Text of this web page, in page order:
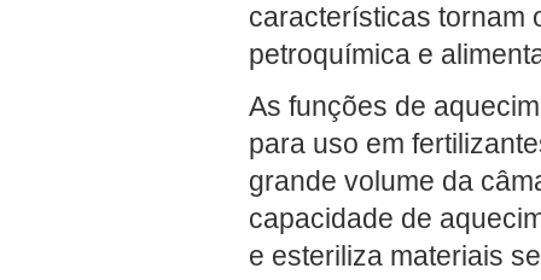
características tornam
petroquímica e
As funções de
para uso em
grande volume da
capacidade de
e esteriliza materiais